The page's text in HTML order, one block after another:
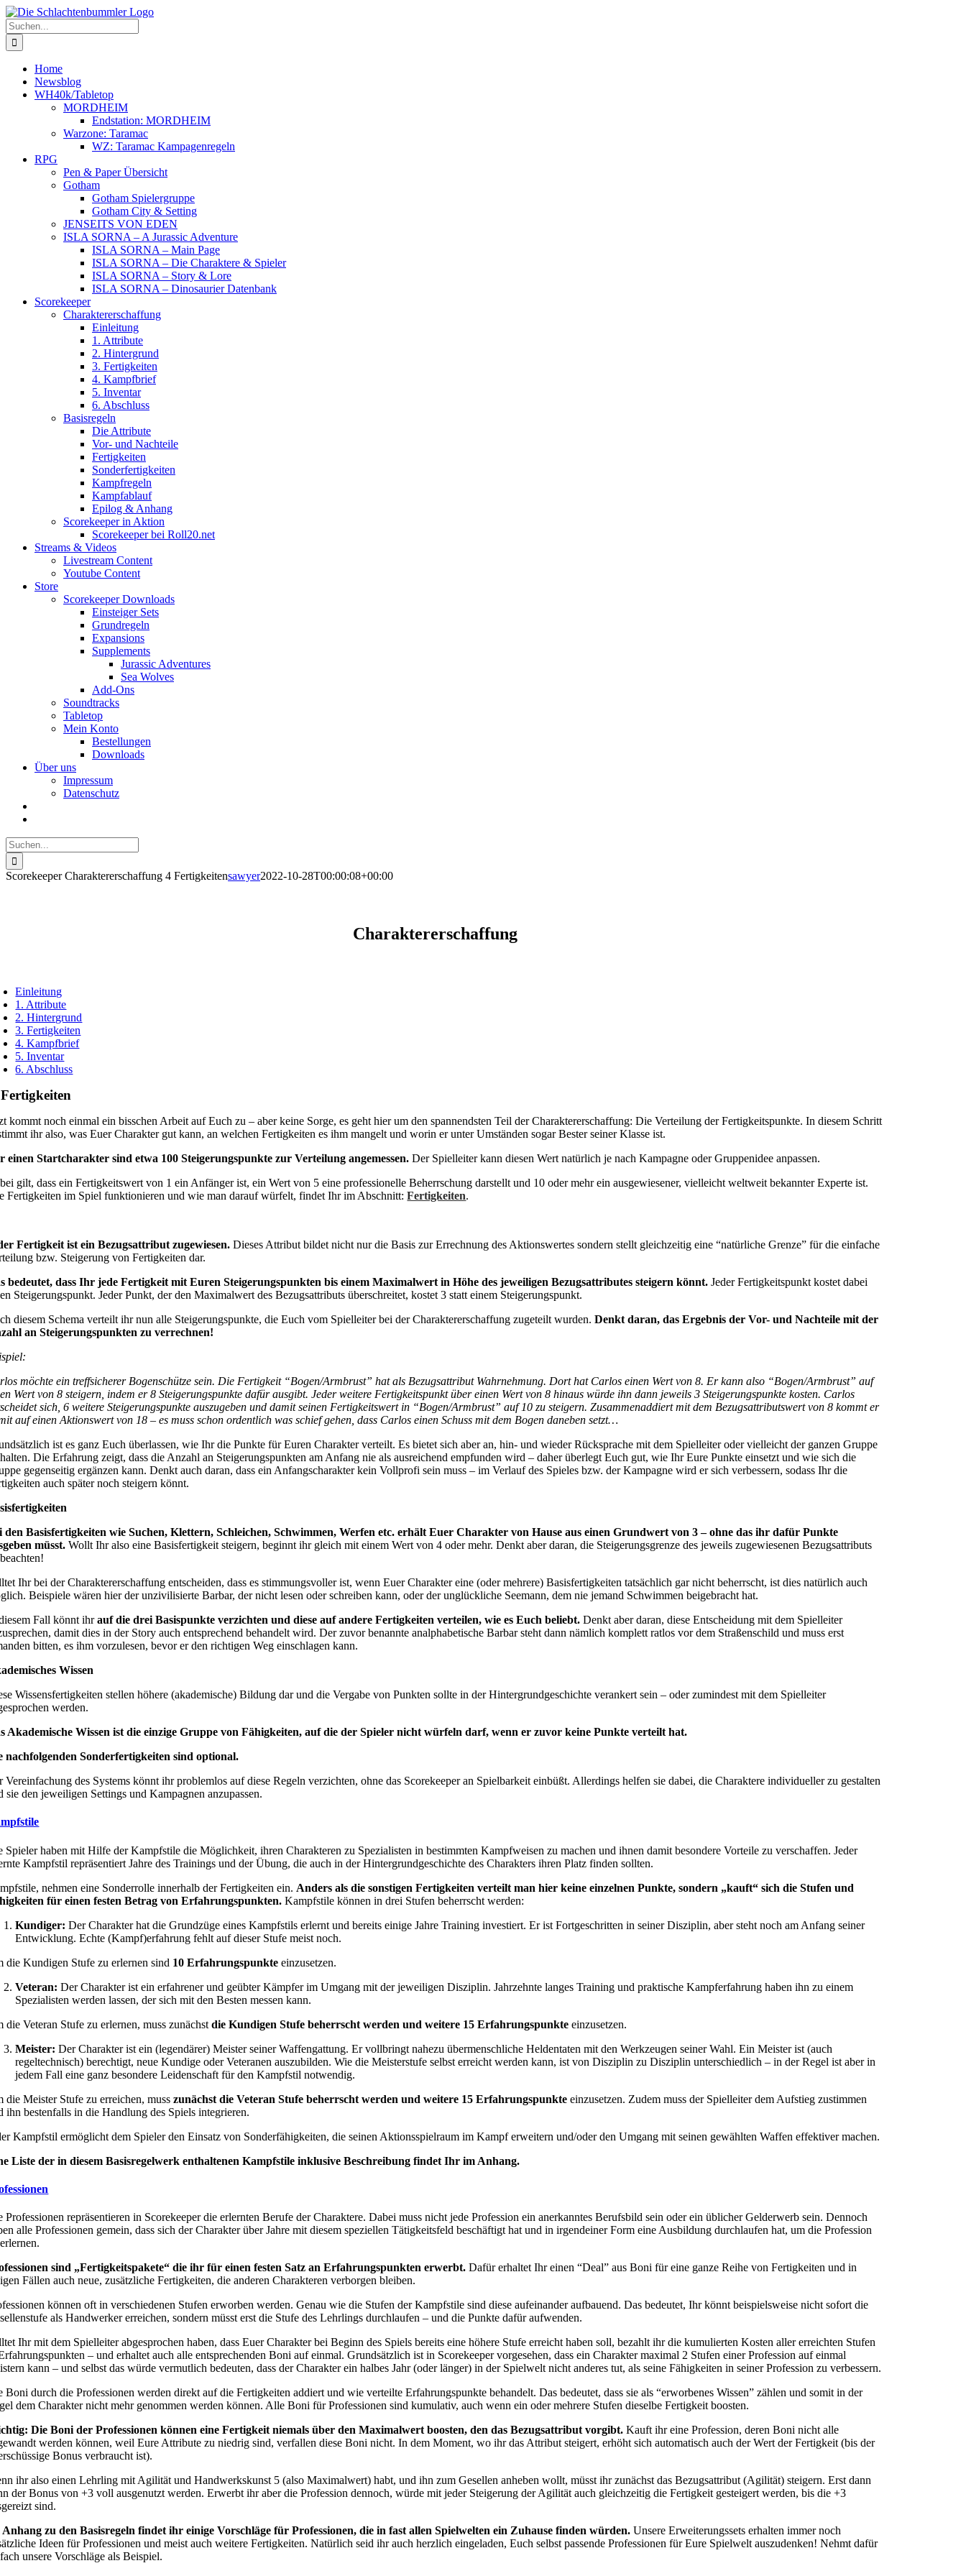
Zum
Inhalt
springen
Suche
nach:
Home
Newsblog
WH40k/Tabletop
MORDHEIM
Endstation: MORDHEIM
Warzone: Taramac
WZ: Taramac Kampagenregeln
RPG
Pen & Paper Übersicht
Gotham
Gotham Spielergruppe
Gotham City & Setting
JENSEITS VON EDEN
ISLA SORNA – A Jurassic Adventure
ISLA SORNA – Main Page
ISLA SORNA – Die Charaktere & Spieler
ISLA SORNA – Story & Lore
ISLA SORNA – Dinosaurier Datenbank
Scorekeeper
Charaktererschaffung
Einleitung
1. Attribute
2. Hintergrund
3. Fertigkeiten
4. Kampfbrief
5. Inventar
6. Abschluss
Basisregeln
Die Attribute
Vor- und Nachteile
Fertigkeiten
Sonderfertigkeiten
Kampfregeln
Kampfablauf
Epilog & Anhang
Scorekeeper in Aktion
Scorekeeper bei Roll20.net
Streams & Videos
Livestream Content
Youtube Content
Store
Scorekeeper Downloads
Einsteiger Sets
Grundregeln
Expansions
Supplements
Jurassic Adventures
Sea Wolves
Add-Ons
Soundtracks
Tabletop
Mein Konto
Bestellungen
Downloads
Über uns
Impressum
Datenschutz
Suche
nach:
Scorekeeper Charaktererschaffung 4 Fertigkeitensawyer2022-10-28T00:00:08+00:00
Charaktererschaffung
Einleitung
1. Attribute
2. Hintergrund
3. Fertigkeiten
4. Kampfbrief
5. Inventar
6. Abschluss
kommt noch einmal ein bisschen Arbeit auf Euch zu – aber keine Sorge, es geht hier um den spannendsten Teil der Charaktererschaffung: Die Verteilung der Fertigkeitspunkte. In diesem Schritt
ihr also, was Euer Charakter gut kann, an welchen Fertigkeiten es ihm mangelt und worin er unter Umständen sogar Bester seiner Klasse ist.
einen Startcharakter sind etwa 100 Steigerungspunkte zur Verteilung angemessen. Der Spielleiter kann diesen Wert natürlich je nach Kampagne oder Gruppenidee anpassen.
gilt, dass ein Fertigkeitswert von 1 ein Anfänger ist, ein Wert von 5 eine professionelle Beherrschung darstellt und 10 oder mehr ein ausgewiesener, vielleicht weltweit bekannter Experte ist.
Fertigkeiten im Spiel funktionieren und wie man darauf würfelt, findet Ihr im Abschnitt:Fertigkeiten.
Fertigkeit ist ein Bezugsattribut zugewiesen. Dieses Attribut bildet nicht nur die Basis zur Errechnung des Aktionswertes sondern stellt gleichzeitig eine “natürliche Grenze” für die einfache
bzw. Steigerung von Fertigkeiten dar.
bedeutet, dass Ihr jede Fertigkeit mit Euren Steigerungspunkten bis einem Maximalwert in Höhe des jeweiligen Bezugsattributes steigern könnt. Jeder Fertigkeitspunkt kostet dabei
Steigerungspunkt. Jeder Punkt, der den Maximalwert des Bezugsattributs überschreitet, kostet 3 statt einem Steigerungspunkt.
diesem Schema verteilt ihr nun alle Steigerungspunkte, die Euch vom Spielleiter bei der Charaktererschaffung zugeteilt wurden.Denkt daran, das Ergebnis der Vor- und Nachteile mit der
an Steigerungspunkten zu verrechnen!
möchte ein treffsicherer Bogenschütze sein. Die Fertigkeit “Bogen/Armbrust” hat als Bezugsattribut Wahrnehmung. Dort hat Carlos einen Wert von 8. Er kann also “Bogen/Armbrust” auf
Wert von 8 steigern, indem er 8 Steigerungspunkte dafür ausgibt. Jeder weitere Fertigkeitspunkt über einen Wert von 8 hinaus würde ihn dann jeweils 3 Steigerungspunkte kosten. Carlos
sich, 6 weitere Steigerungspunkte auszugeben und damit seinen Fertigkeitswert in “Bogen/Armbrust” auf 10 zu steigern. Zusammenaddiert mit dem Bezugsattributswert von 8 kommt er
auf einen Aktionswert von 18 – es muss schon ordentlich was schief gehen, dass Carlos einen Schuss mit dem Bogen daneben setzt…
ist es ganz Euch überlassen, wie Ihr die Punkte für Euren Charakter verteilt. Es bietet sich aber an, hin- und wieder Rücksprache mit dem Spielleiter oder vielleicht der ganzen Gruppe
Die Erfahrung zeigt, dass die Anzahl an Steigerungspunkten am Anfang nie als ausreichend empfunden wird – daher überlegt Euch gut, wie Ihr Eure Punkte einsetzt und wie sich die
gegenseitig ergänzen kann. Denkt auch daran, dass ein Anfangscharakter kein Vollprofi sein muss – im Verlauf des Spieles bzw. der Kampagne wird er sich verbessern, sodass Ihr die
auch später noch steigern könnt.
den Basisfertigkeiten wie Suchen, Klettern, Schleichen, Schwimmen, Werfen etc. erhält Euer Charakter von Hause aus einen Grundwert von 3 – ohne das ihr dafür Punkte
müsst. Wollt Ihr also eine Basisfertigkeit steigern, beginnt ihr gleich mit einem Wert von 4 oder mehr. Denkt aber daran, die Steigerungsgrenze des jeweils zugewiesenen Bezugsattributs
Ihr bei der Charaktererschaffung entscheiden, dass es stimmungsvoller ist, wenn Euer Charakter eine (oder mehrere) Basisfertigkeiten tatsächlich gar nicht beherrscht, ist dies natürlich auch
Beispiele wären hier der unzivilisierte Barbar, der nicht lesen oder schreiben kann, oder der unglückliche Seemann, dem nie jemand Schwimmen beigebracht hat.
Fall könnt ihrauf die drei Basispunkte verzichten und diese auf andere Fertigkeiten verteilen, wie es Euch beliebt. Denkt aber daran, diese Entscheidung mit dem Spielleiter
damit dies in der Story auch entsprechend behandelt wird. Der zuvor benannte analphabetische Barbar steht dann nämlich komplett ratlos vor dem Straßenschild und muss erst
bitten, es ihm vorzulesen, bevor er den richtigen Weg einschlagen kann.
Wissen
Wissensfertigkeiten stellen höhere (akademische) Bildung dar und die Vergabe von Punkten sollte in der Hintergrundgeschichte verankert sein – oder zumindest mit dem Spielleiter
werden.
Akademische Wissen ist die einzige Gruppe von Fähigkeiten, auf die der Spieler nicht würfeln darf, wenn er zuvor keine Punkte verteilt hat.
nachfolgenden Sonderfertigkeiten sind optional.
Vereinfachung des Systems könnt ihr problemlos auf diese Regeln verzichten, ohne das Scorekeeper an Spielbarkeit einbüßt. Allerdings helfen sie dabei, die Charaktere individueller zu gestalten
sie den jeweiligen Settings und Kampagnen anzupassen.
Spieler haben mit Hilfe der Kampfstile die Möglichkeit, ihren Charakteren zu Spezialisten in bestimmten Kampfweisen zu machen und ihnen damit besondere Vorteile zu verschaffen. Jeder
Kampfstil repräsentiert Jahre des Trainings und der Übung, die auch in der Hintergrundgeschichte des Charakters ihren Platz finden sollten.
nehmen eine Sonderrolle innerhalb der Fertigkeiten ein. Anders als die sonstigen Fertigkeiten verteilt man hier keine einzelnen Punkte, sondern „kauft“ sich die Stufen und
für einen festen Betrag von Erfahrungspunkten. Kampfstile können in drei Stufen beherrscht werden:
Kundiger: Der Charakter hat die Grundzüge eines Kampfstils erlernt und bereits einige Jahre Training investiert. Er ist Fortgeschritten in seiner Disziplin, aber steht noch am Anfang seiner
Entwicklung. Echte (Kampf)erfahrung fehlt auf dieser Stufe meist noch.
die Kundigen Stufe zu erlernen sind 10 Erfahrungspunkte einzusetzen.
Veteran:Der Charakter ist ein erfahrener und geübter Kämpfer im Umgang mit der jeweiligen Disziplin. Jahrzehnte langes Training und praktische Kampferfahrung haben ihn zu einem
Spezialisten werden lassen, der sich mit den Besten messen kann.
die Veteran Stufe zu erlernen, muss zunächstdie Kundigen Stufe beherrscht werden und weitere 15 Erfahrungspunkte einzusetzen.
Meister: Der Charakter ist ein (legendärer) Meister seiner Waffengattung. Er vollbringt nahezu übermenschliche Heldentaten mit den Werkzeugen seiner Wahl. Ein Meister ist (auch
regeltechnisch) berechtigt, neue Kundige oder Veteranen auszubilden. Wie die Meisterstufe selbst erreicht werden kann, ist von Disziplin zu Disziplin unterschiedlich – in der Regel ist aber in
jedem Fall eine ganz besondere Leidenschaft für den Kampfstil notwendig.
die Meister Stufe zu erreichen, musszunächst die Veteran Stufe beherrscht werden und weitere 15 Erfahrungspunkte einzusetzen. Zudem muss der Spielleiter dem Aufstieg zustimmen
ihn bestenfalls in die Handlung des Spiels integrieren.
Kampfstil ermöglicht dem Spieler den Einsatz von Sonderfähigkeiten, die seinen Aktionsspielraum im Kampf erweitern und/oder den Umgang mit seinen gewählten Waffen effektiver machen.
Liste der in diesem Basisregelwerk enthaltenen Kampfstile inklusive Beschreibung findet Ihr im Anhang.
Professionen repräsentieren in Scorekeeper die erlernten Berufe der Charaktere. Dabei muss nicht jede Profession ein anerkanntes Berufsbild sein oder ein üblicher Gelderwerb sein. Dennoch
alle Professionen gemein, dass sich der Charakter über Jahre mit diesem speziellen Tätigkeitsfeld beschäftigt hat und in irgendeiner Form eine Ausbildung durchlaufen hat, um die Profession
sind „Fertigkeitspakete“ die ihr für einen festen Satz an Erfahrungspunkten erwerbt. Dafür erhaltet Ihr einen “Deal” aus Boni für eine ganze Reihe von Fertigkeiten und in
Fällen auch neue, zusätzliche Fertigkeiten, die anderen Charakteren verborgen bleiben.
können oft in verschiedenen Stufen erworben werden. Genau wie die Stufen der Kampfstile sind diese aufeinander aufbauend. Das bedeutet, Ihr könnt beispielsweise nicht sofort die
als Handwerker erreichen, sondern müsst erst die Stufe des Lehrlings durchlaufen – und die Punkte dafür aufwenden.
Ihr mit dem Spielleiter abgesprochen haben, dass Euer Charakter bei Beginn des Spiels bereits eine höhere Stufe erreicht haben soll, bezahlt ihr die kumulierten Kosten aller erreichten Stufen
– und erhaltet auch alle entsprechenden Boni auf einmal. Grundsätzlich ist in Scorekeeper vorgesehen, dass ein Charakter maximal 2 Stufen einer Profession auf einmal
kann – und selbst das würde vermutlich bedeuten, dass der Charakter ein halbes Jahr (oder länger) in der Spielwelt nicht anderes tut, als seine Fähigkeiten in seiner Profession zu verbessern.
Boni durch die Professionen werden direkt auf die Fertigkeiten addiert und wie verteilte Erfahrungspunkte behandelt. Das bedeutet, dass sie als “erworbenes Wissen” zählen und somit in der
dem Charakter nicht mehr genommen werden können. Alle Boni für Professionen sind kumulativ, auch wenn ein oder mehrere Stufen dieselbe Fertigkeit boosten.
Die Boni der Professionen können eine Fertigkeit niemals über den Maximalwert boosten, den das Bezugsattribut vorgibt. Kauft ihr eine Profession, deren Boni nicht alle
werden können, weil Eure Attribute zu niedrig sind, verfallen diese Boni nicht. In dem Moment, wo ihr das Attribut steigert, erhöht sich automatisch auch der Wert der Fertigkeit (bis der
Bonus verbraucht ist).
ihr also einen Lehrling mit Agilität und Handwerkskunst 5 (also Maximalwert) habt, und ihn zum Gesellen anheben wollt, müsst ihr zunächst das Bezugsattribut (Agilität) steigern. Erst dann
der Bonus von +3 voll ausgenutzt werden. Erwerbt ihr aber die Profession dennoch, würde mit jeder Steigerung der Agilität auch gleichzeitig die Fertigkeit gesteigert werden, bis die +3
sind.
zu den Basisregeln findet ihr einige Vorschläge für Professionen, die in fast allen Spielwelten ein Zuhause finden würden. Unsere Erweiterungssets erhalten immer noch
Ideen für Professionen und meist auch weitere Fertigkeiten. Natürlich seid ihr auch herzlich eingeladen, Euch selbst passende Professionen für Eure Spielwelt auszudenken! Nehmt dafür
unsere Vorschläge als Beispiel.